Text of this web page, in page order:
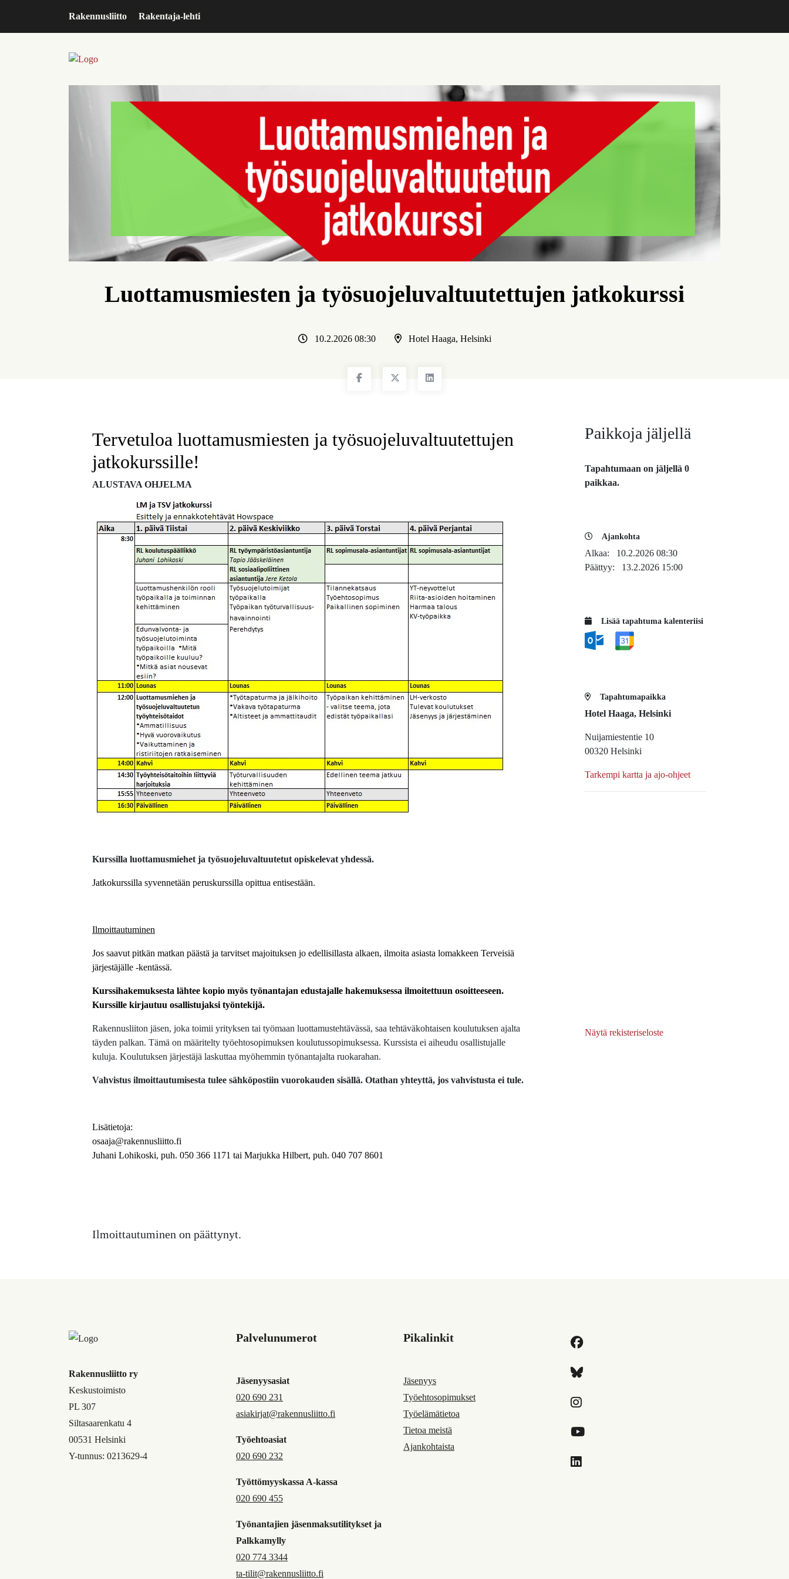
Rakennusliitto Rakentaja-lehti
Luottamusmiesten ja työsuojeluvaltuutettujen jatkokurssi
10.2.2026 08:30 Hotel Haaga, Helsinki
Tervetuloa luottamusmiesten ja työsuojeluvaltuutettujen
jatkokurssille!
ALUSTAVA OHJELMA
Kurssilla luottamusmiehet ja työsuojeluvaltuutetut opiskelevat yhdessä.
Jatkokurssilla syvennetään peruskurssilla opittua entisestään.
Ilmoittautuminen
Jos saavut pitkän matkan päästä ja tarvitset majoituksen jo edellisillasta alkaen, ilmoita asiasta lomakkeen Terveisiä
järjestäjälle -kentässä.
Kurssihakemuksesta lähtee kopio myös työnantajan edustajalle hakemuksessa ilmoitettuun osoitteeseen.
Kurssille kirjautuu osallistujaksi työntekijä.
Rakennusliiton jäsen, joka toimii yrityksen tai työmaan luottamustehtävässä, saa tehtäväkohtaisen koulutuksen ajalta
täyden palkan. Tämä on määritelty työehtosopimuksen koulutussopimuksessa. Kurssista ei aiheudu osallistujalle
kuluja. Koulutuksen järjestäjä laskuttaa myöhemmin työnantajalta ruokarahan.
Vahvistus ilmoittautumisesta tulee sähköpostiin vuorokauden sisällä. Otathan yhteyttä, jos vahvistusta ei tule.
Lisätietoja:
osaaja@rakennusliitto.fi
Juhani Lohikoski, puh. 050 366 1171 tai Marjukka Hilbert, puh. 040 707 8601
Ilmoittautuminen on päättynyt.
Paikkoja jäljellä
Tapahtumaan on jäljellä 0
paikkaa.
Ajankohta
Alkaa: 10.2.2026 08:30
Päättyy: 13.2.2026 15:00
Lisää tapahtuma kalenteriisi
Tapahtumapaikka
Hotel Haaga, Helsinki
Nuijamiestentie 10
00320 Helsinki
Tarkempi kartta ja ajo-ohjeet
Näytä rekisteriseloste
Rakennusliitto ry
Keskustoimisto
PL 307
Siltasaarenkatu 4
00531 Helsinki
Y-tunnus: 0213629-4
Palvelunumerot
Jäsenyysasiat
020 690 231
asiakirjat@rakennusliitto.fi
Työehtoasiat
020 690 232
Työttömyyskassa A-kassa
020 690 455
Työnantajien jäsenmaksutilitykset ja
Palkkamylly
020 774 3344
ta-tilit@rakennusliitto.fi
Pikalinkit
Jäsenyys
Työehtosopimukset
Työelämätietoa
Tietoa meistä
Ajankohtaista